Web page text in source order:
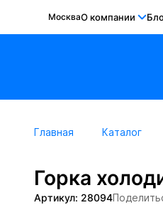
МоскваО компании
Главная Каталог
Горка
Артикул: 28094